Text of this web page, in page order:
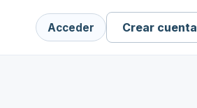
Acceder Crear cuenta